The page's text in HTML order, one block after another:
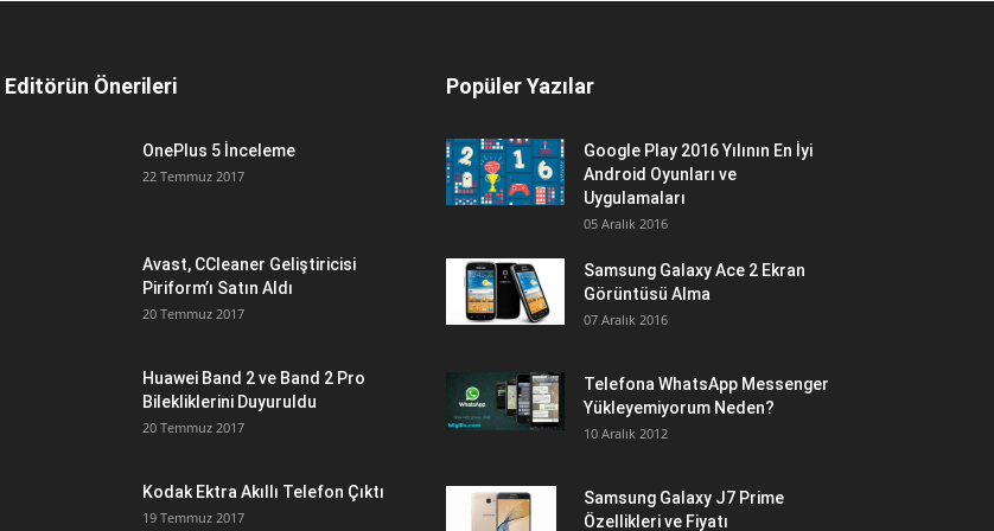
Editörün Önerileri
OnePlus 5 İnceleme
22 Temmuz 2017
Avast, CCleaner Geliştiricisi
Piriform’ı Satın Aldı
20 Temmuz 2017
Huawei Band 2 ve Band 2 Pro
Bilekliklerini Duyuruldu
20 Temmuz 2017
Kodak Ektra Akıllı Telefon Çıktı
19 Temmuz 2017
Popüler Yazılar
Google Play 2016 Yılının En İyi
Android Oyunları ve
Uygulamaları
05 Aralık 2016
Samsung Galaxy Ace 2 Ekran
Görüntüsü Alma
07 Aralık 2016
Telefona WhatsApp Messenger
Yükleyemiyorum Neden?
10 Aralık 2012
Samsung Galaxy J7 Prime
Özellikleri ve Fiyatı